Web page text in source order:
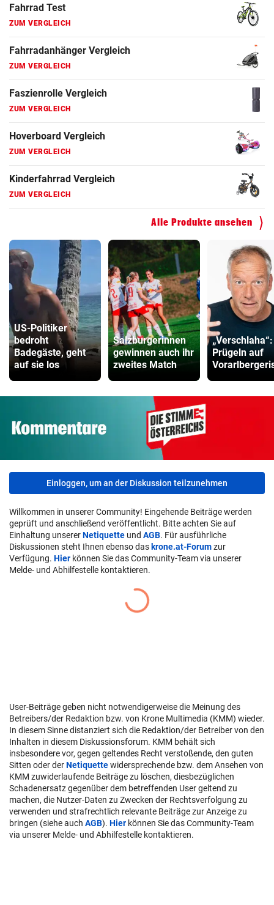
Fahrrad Test
ZUM VERGLEICH
Fahrradanhänger Vergleich
ZUM VERGLEICH
Faszienrolle Vergleich
ZUM VERGLEICH
Hoverboard Vergleich
ZUM VERGLEICH
Kinderfahrrad Vergleich
ZUM VERGLEICH
Alle Produkte ansehen
US-Politiker
bedroht
Badegäste, geht
auf sie los
Salzburgerinnen
gewinnen auch ihr
zweites Match
„Verschlaha“:
Prügeln auf
Einloggen, um an der Diskussion teilzunehmen
Willkommen in unserer Community! Eingehende Beiträge werden
geprüft und anschließend veröffentlicht. Bitte achten Sie auf
Einhaltung unsererNetiquette und AGB. Für ausführliche
Diskussionen steht Ihnen ebenso das krone.at-Forumzur
Verfügung. Hier können Sie das Community-Team via unserer
Melde- und Abhilfestelle kontaktieren.
User-Beiträge geben nicht notwendigerweise die Meinung des
Betreibers/der Redaktion bzw. von Krone Multimedia (KMM) wieder.
In diesem Sinne distanziert sich die Redaktion/der Betreiber von den
Inhalten in diesem Diskussionsforum. KMM behält sich
insbesondere vor, gegen geltendes Recht verstoßende, den guten
Sitten oder derNetiquettewidersprechende bzw. dem Ansehen von
KMM zuwiderlaufende Beiträge zu löschen, diesbezüglichen
Schadenersatz gegenüber dem betreffenden User geltend zu
machen, die Nutzer-Daten zu Zwecken der Rechtsverfolgung zu
verwenden und strafrechtlich relevante Beiträge zur Anzeige zu
bringen (siehe auch AGB). Hier können Sie das Community-Team
via unserer Melde- und Abhilfestelle kontaktieren.